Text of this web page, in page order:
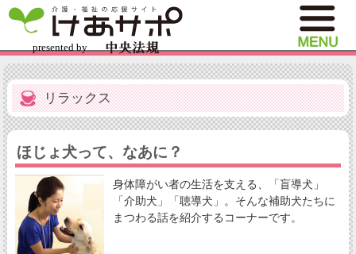
リラックス
ほじょ犬って、なあに？
身体障がい者の生活を支える、「盲導犬」
「介助犬」「聴導犬」。そんな補助犬たちに
まつわる話を紹介するコーナーです。